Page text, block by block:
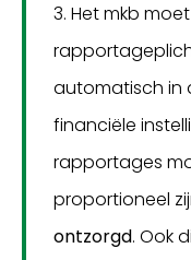
3. Het mkb
automatisch in
financiële
rapportages
proportioneel
ontzorgd. Ook